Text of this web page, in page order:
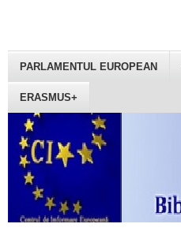
PARLAMENTUL EUROPEAN
ERASMUS+